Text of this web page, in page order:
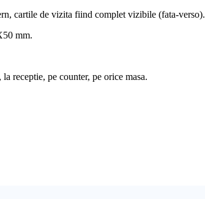
cartile de vizita fiind complet vizibile (fata-verso).
mm.
receptie, pe counter, pe orice masa.